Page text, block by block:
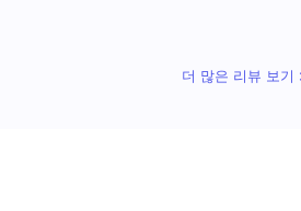
더 많은 리뷰 보기